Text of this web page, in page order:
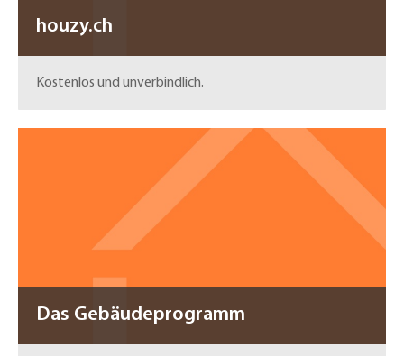
houzy.ch
Kostenlos und unverbindlich.
Das Gebäudeprogramm